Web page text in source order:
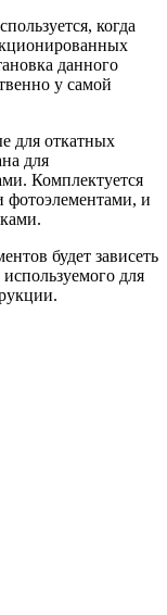
когда
данного
у самой
для откатных
для
Комплектуется
и
будет зависеть
для